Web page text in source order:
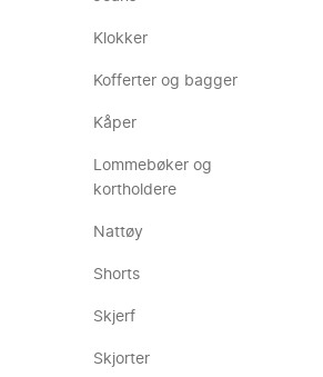
Klokker
Kofferter og bagger
Kåper
Lommebøker og
kortholdere
Nattøy
Shorts
Skjerf
Skjorter